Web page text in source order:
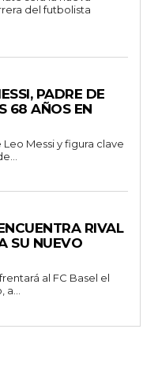
del futbolista
PADRE DE
68 AÑOS EN
Messi y figura clave
RIVAL
SU NUEVO
al FC Basel el